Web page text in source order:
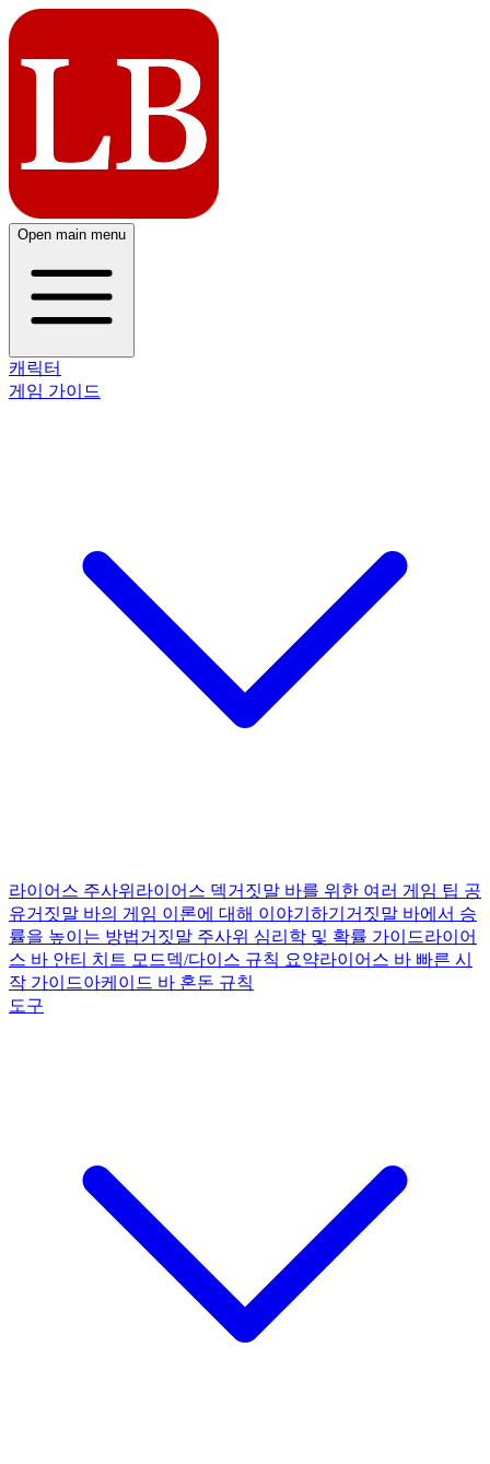
Open main menu
캐릭터
게임 가이드
라이어스 주사위 라이어스 덱거짓말 바를 위한 여러 게임 팁 공
유거짓말 바의 게임 이론에 대해 이야기하기 거짓말 바에서 승
률을 높이는 방법거짓말 주사위 심리학 및 확률 가이드라이어
스 바 안티 치트 모드덱/다이스 규칙 요약라이어스 바 빠른 시
작 가이드아케이드 바 혼돈 규칙
도구